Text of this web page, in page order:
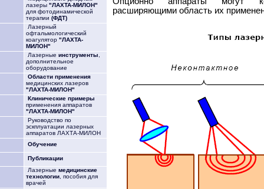
лазеры "ЛАХТА-МИЛОН"
для фотодинамической
терапии (ФДТ)
Лазерный
офтальмологический
коагулятор "ЛАХТА-
МИЛОН"
Лазерные инструменты
дополнительное
оборудование
Области применения
медицинских лазеров
"ЛАХТА-МИЛОН"
Клинические примеры
применения аппаратов
"ЛАХТА-МИЛОН"
Руководство по
эскплуатации лазерных
аппаратов ЛАХТА-МИЛОН
Обучение
Публикации
Лазерные медицинские
технологии , пособия для
врачей
расширяющими область их